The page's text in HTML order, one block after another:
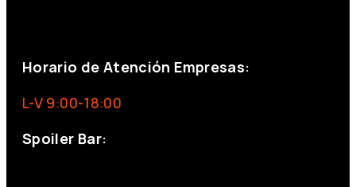
Horario de Atención Empresas:
L-V 9:00-18:00
Spoiler Bar: